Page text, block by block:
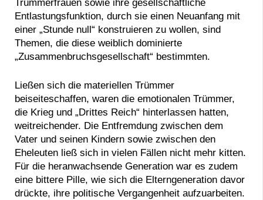
Trümmerfrauen sowie ihre gesellschaftliche
Entlastungsfunktion, durch sie einen Neuanfang mit
einer „Stunde null“ konstruieren zu wollen, sind
Themen, die diese weiblich dominierte
„Zusammenbruchsgesellschaft“ bestimmten.
Ließen sich die materiellen Trümmer
beiseiteschaffen, waren die emotionalen Trümmer,
die Krieg und „Drittes Reich“ hinterlassen hatten,
weitreichender. Die Entfremdung zwischen dem
Vater und seinen Kindern sowie zwischen den
Eheleuten ließ sich in vielen Fällen nicht mehr kitten.
Für die heranwachsende Generation war es zudem
eine bittere Pille, wie sich die Elterngeneration davor
drückte, ihre politische Vergangenheit aufzuarbeiten.